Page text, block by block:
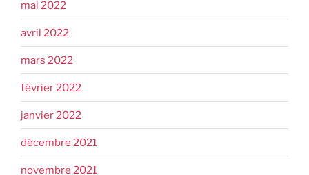
mai 2022
avril 2022
mars 2022
février 2022
janvier 2022
décembre 2021
novembre 2021